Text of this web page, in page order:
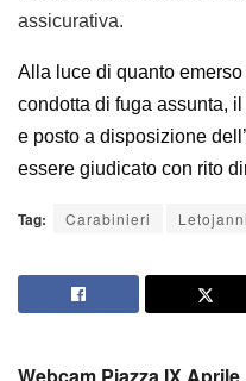
assicurativa.
Alla luce di quanto
condotta di fuga assunta,
e posto a disposizione
essere giudicato con rito
Tag: Carabinieri Letojanni
Webcam Piazza IX Aprile